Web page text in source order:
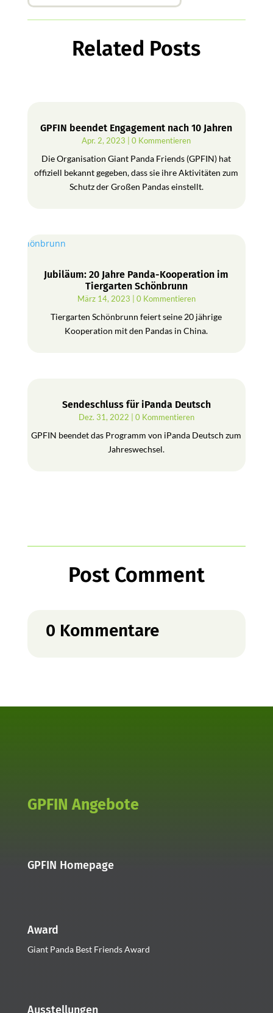
Related Posts
GPFIN beendet Engagement nach 10 Jahren
Apr. 2, 2023 | 0 Kommentieren
Die Organisation Giant Panda Friends (GPFIN) hat
offiziell bekannt gegeben, dass sie ihre Aktivitäten zum
Schutz der Großen Pandas einstellt.
Jubiläum: 20 Jahre Panda-Kooperation im
Tiergarten Schönbrunn
März 14, 2023 | 0 Kommentieren
Tiergarten Schönbrunn feiert seine 20 jährige
Kooperation mit den Pandas in China.
Sendeschluss für iPanda Deutsch
Dez. 31, 2022 | 0 Kommentieren
GPFIN beendet das Programm von iPanda Deutsch zum
Jahreswechsel.
Post Comment
0 Kommentare
GPFIN Angebote
GPFIN Homepage
Award
Giant Panda Best Friends Award
Ausstellungen